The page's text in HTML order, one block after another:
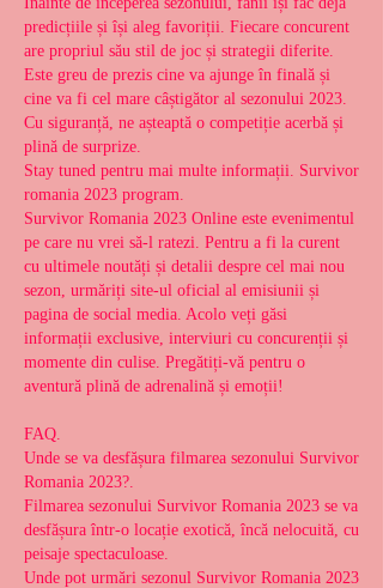
predicțiile și își aleg favoriții. Fiecare concurent
are propriul său stil de joc și strategii diferite.
Este greu de prezis cine va ajunge în finală și
cine va fi cel mare câștigător al sezonului 2023.
Cu siguranță, ne așteaptă o competiție acerbă și
plină de surprize.
Stay tuned pentru mai multe informații. Survivor
romania 2023 program.
Survivor Romania 2023 Online este evenimentul
pe care nu vrei să-l ratezi. Pentru a fi la curent
cu ultimele noutăți și detalii despre cel mai nou
sezon, urmăriți site-ul oficial al emisiunii și
pagina de social media. Acolo veți găsi
informații exclusive, interviuri cu concurenții și
momente din culise. Pregătiți-vă pentru o
aventură plină de adrenalină și emoții!
FAQ.
Unde se va desfășura filmarea sezonului Survivor
Romania 2023?.
Filmarea sezonului Survivor Romania 2023 se va
desfășura într-o locație exotică, încă nelocuită, cu
peisaje spectaculoase.
Unde pot urmări sezonul Survivor Romania 2023